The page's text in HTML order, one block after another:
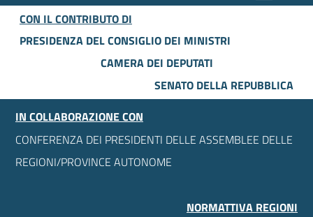
CON IL CONTRIBUTO DI
PRESIDENZA DEL CONSIGLIO DEI MINISTRI
CAMERA DEI DEPUTATI
SENATO DELLA REPUBBLICA
IN COLLABORAZIONE CON
CONFERENZA DEI PRESIDENTI DELLE ASSEMBLEE DELLE
REGIONI/PROVINCE AUTONOME
NORMATTIVA REGIONI